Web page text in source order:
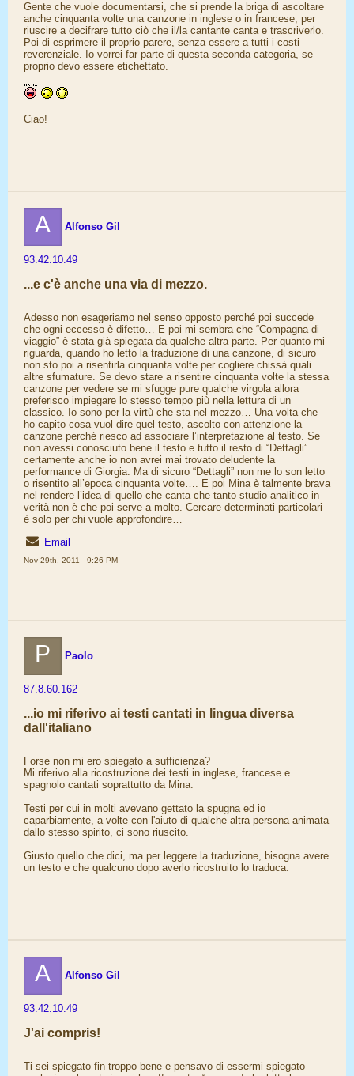
Gente che vuole documentarsi, che si prende la briga di ascoltare
anche cinquanta volte una canzone in inglese o in francese, per
riuscire a decifrare tutto ciò che il/la cantante canta e trascriverlo.
Poi di esprimere il proprio parere, senza essere a tutti i costi
reverenziale. Io vorrei far parte di questa seconda categoria, se
proprio devo essere etichettato.
Ciao!
A Alfonso Gil
93.42.10.49
...e c'è anche una via di mezzo.
Adesso non esageriamo nel senso opposto perché poi succede
che ogni eccesso è difetto… E poi mi sembra che “Compagna di
viaggio” è stata già spiegata da qualche altra parte. Per quanto mi
riguarda, quando ho letto la traduzione di una canzone, di sicuro
non sto poi a risentirla cinquanta volte per cogliere chissà quali
altre sfumature. Se devo stare a risentire cinquanta volte la stessa
canzone per vedere se mi sfugge pure qualche virgola allora
preferisco impiegare lo stesso tempo più nella lettura di un
classico. Io sono per la virtù che sta nel mezzo… Una volta che
ho capito cosa vuol dire quel testo, ascolto con attenzione la
canzone perché riesco ad associare l’interpretazione al testo. Se
non avessi conosciuto bene il testo e tutto il resto di “Dettagli”
certamente anche io non avrei mai trovato deludente la
performance di Giorgia. Ma di sicuro “Dettagli” non me lo son letto
o risentito all’epoca cinquanta volte…. E poi Mina è talmente brava
nel rendere l’idea di quello che canta che tanto studio analitico in
verità non è che poi serve a molto. Cercare determinati particolari
è solo per chi vuole approfondire…
Email
Nov 29th, 2011 - 9:26 PM
P Paolo
87.8.60.162
...io mi riferivo ai testi cantati in lingua diversa
dall'italiano
Forse non mi ero spiegato a sufficienza?
Mi riferivo alla ricostruzione dei testi in inglese, francese e
spagnolo cantati soprattutto da Mina.
Testi per cui in molti avevano gettato la spugna ed io
caparbiamente, a volte con l'aiuto di qualche altra persona animata
dallo stesso spirito, ci sono riuscito.
Giusto quello che dici, ma per leggere la traduzione, bisogna avere
un testo e che qualcuno dopo averlo ricostruito lo traduca.
A Alfonso Gil
93.42.10.49
J'ai compris!
Ti sei spiegato fin troppo bene e pensavo di essermi spiegato